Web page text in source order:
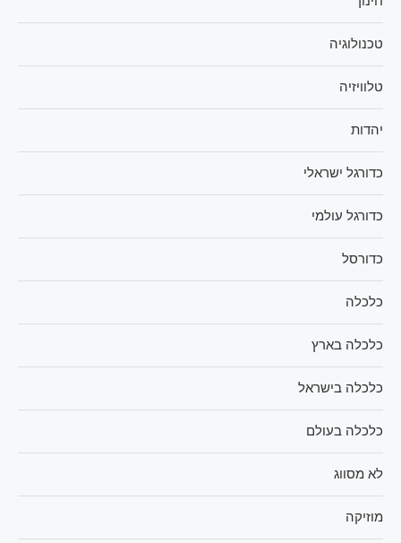
טכנולוגיה
טלוויזיה
יהדות
כדורגל ישראלי
כדורגל עולמי
כדורסל
כלכלה
כלכלה בארץ
כלכלה בישראל
כלכלה בעולם
לא מסווג
מוזיקה